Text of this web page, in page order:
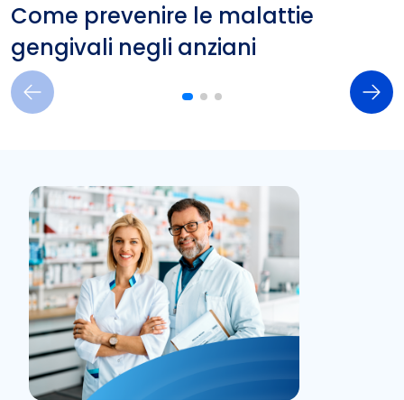
Come prevenire le malattie
gengivali negli anziani